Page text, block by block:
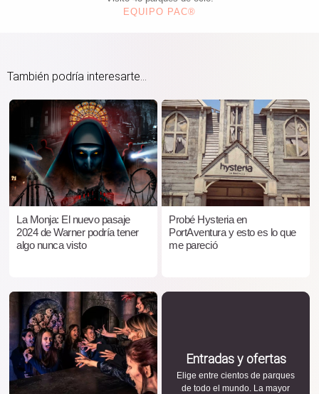
EQUIPO PAC®
También podría interesarte...
La Monja: El nuevo pasaje
2024 de Warner podría tener
algo nunca visto
Probé Hysteria en
PortAventura y esto es lo que
me pareció
Entradas y ofertas
Elige entre cientos de parques
de todo el mundo. La mayor